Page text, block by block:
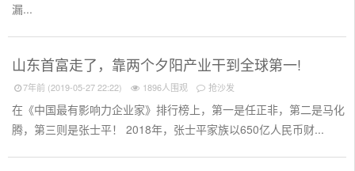
漏...
山东首富走了，靠两个夕阳产业干到全球第一!
7年前 (2019-05-27 22:22) 1896人围观 抢沙发
在《中国最有影响力企业家》排行榜上，第一是任正非，第二是马化
腾，第三则是张士平！ 2018年，张士平家族以650亿人民币财...